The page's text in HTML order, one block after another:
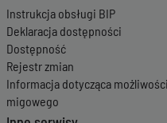
Instrukcja obsługi BIP
Deklaracja dostępności
Dostępność
Rejestr zmian
Informacja dotycząca
migowego